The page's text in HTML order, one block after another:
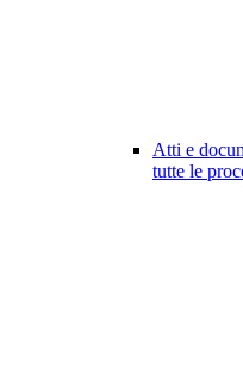
Atti e
tutte le